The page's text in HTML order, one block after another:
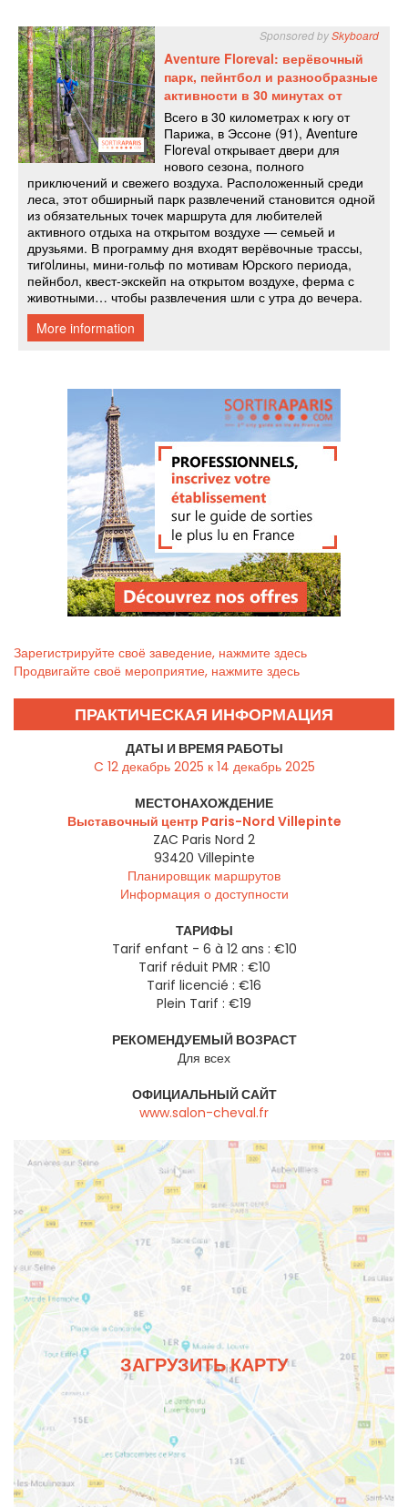
Зарегистрируйте своё заведение, нажмите здесь
Продвигайте своё мероприятие, нажмите здесь
ПРАКТИЧЕСКАЯ ИНФОРМАЦИЯ
ДАТЫ И ВРЕМЯ РАБОТЫ
C 12 декабрь 2025 к 14 декабрь 2025
МЕСТОНАХОЖДЕНИЕ
Выставочный центр Paris-Nord Villepinte
ZAC Paris Nord 2
93420 Villepinte
Планировщик маршрутов
Информация о доступности
ТАРИФЫ
Tarif enfant - 6 à 12 ans : €10
Tarif réduit PMR : €10
Tarif licencié : €16
Plein Tarif : €19
РЕКОМЕНДУЕМЫЙ ВОЗРАСТ
Для всех
ОФИЦИАЛЬНЫЙ САЙТ
www.salon-cheval.fr
ЗАГРУЗИТЬ КАРТУ